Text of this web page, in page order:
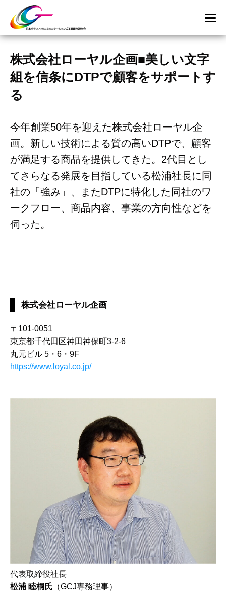
株式会社ローヤル企画■美しい文字
組を信条にDTPで顧客をサポートす
る
今年創業50年を迎えた株式会社ローヤル企
画。新しい技術による質の高いDTPで、顧客
が満足する商品を提供してきた。2代目とし
てさらなる発展を目指している松浦社長に同
社の「強み」、またDTPに特化した同社のワ
ークフロー、商品内容、事業の方向性などを
伺った。
株式会社ローヤル企画
〒101-0051
東京都千代田区神田神保町3-2-6
丸元ビル 5・6・9F
https://www.loyal.co.jp/
代表取締役社長
松浦 睦桐氏 （GCJ専務理事）